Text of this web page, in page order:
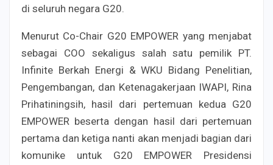
di seluruh negara G20.
Menurut Co-Chair G20 EMPOWER yang menjabat
sebagai COO sekaligus salah satu pemilik PT.
Infinite Berkah Energi & WKU Bidang Penelitian,
Pengembangan, dan Ketenagakerjaan IWAPI, Rina
Prihatiningsih, hasil dari pertemuan kedua G20
EMPOWER beserta dengan hasil dari pertemuan
pertama dan ketiga nanti akan menjadi bagian dari
komunike untuk G20 EMPOWER Presidensi